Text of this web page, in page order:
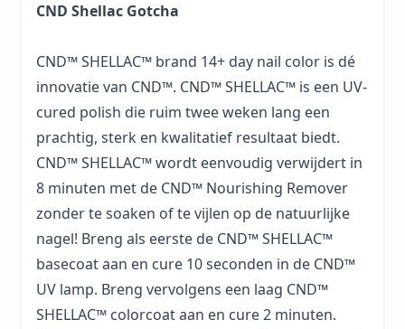
CND Shellac Gotcha
CND™ SHELLAC™ brand 14+ day nail color is dé
innovatie van CND™. CND™ SHELLAC™ is een UV-
cured polish die ruim twee weken lang een
prachtig, sterk en kwalitatief resultaat biedt.
CND™ SHELLAC™ wordt eenvoudig verwijdert in
8 minuten met de CND™ Nourishing Remover
zonder te soaken of te vijlen op de natuurlijke
nagel! Breng als eerste de CND™ SHELLAC™
basecoat aan en cure 10 seconden in de CND™
UV lamp. Breng vervolgens een laag CND™
SHELLAC™ colorcoat aan en cure 2 minuten.